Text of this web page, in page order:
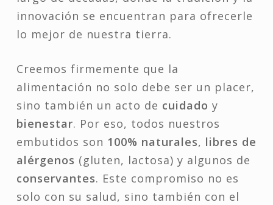
innovación se encuentran para ofrecerle
lo mejor de nuestra tierra.
Creemos firmemente que la
alimentación no solo debe ser un placer,
sino también un acto de cuidado y
bienestar. Por eso, todos nuestros
embutidos son 100% naturales, libres de
alérgenos (gluten, lactosa) y algunos de
conservantes. Este compromiso no es
solo con su salud, sino también con el